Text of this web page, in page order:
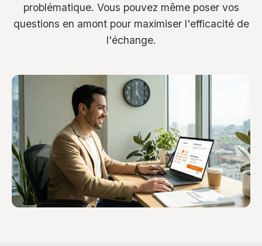
problématique. Vous pouvez même poser vos
questions en amont pour maximiser l'efficacité de
l'échange.